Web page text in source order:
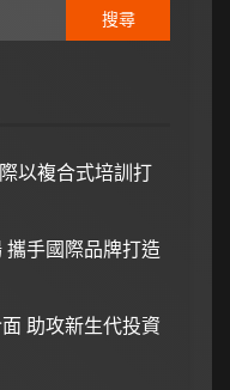
以複合式培訓打
手國際品牌打造
助攻新生代投資